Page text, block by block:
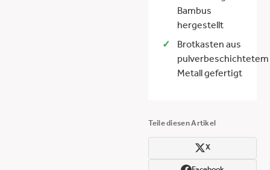
Bambus
hergestellt
Brotkasten aus
pulverbeschichtetem
Metall gefertigt
Teile diesen Artikel
X